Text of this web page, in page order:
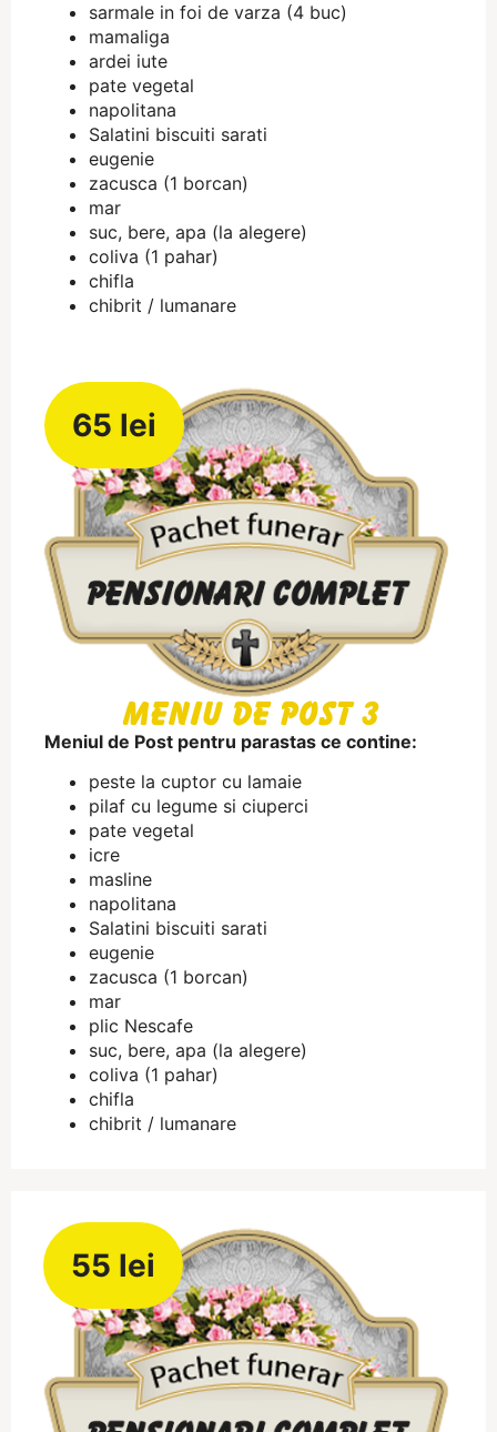
sarmale in foi de varza (4 buc)
mamaliga
ardei iute
pate vegetal
napolitana
Salatini biscuiti sarati
eugenie
zacusca (1 borcan)
mar
suc, bere, apa (la alegere)
coliva (1 pahar)
chifla
chibrit / lumanare
65 lei
Meniu de Post 3
Meniul de Post pentru parastas ce contine:
peste la cuptor cu lamaie
pilaf cu legume si ciuperci
pate vegetal
icre
masline
napolitana
Salatini biscuiti sarati
eugenie
zacusca (1 borcan)
mar
plic Nescafe
suc, bere, apa (la alegere)
coliva (1 pahar)
chifla
chibrit / lumanare
55 lei